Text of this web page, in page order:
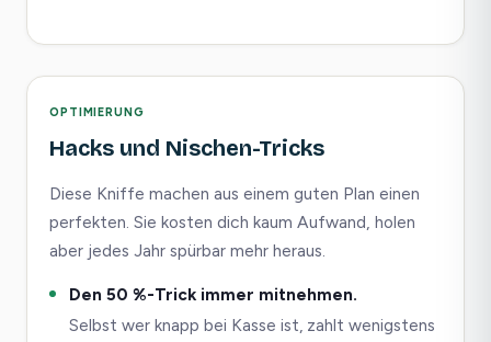
OPTIMIERUNG
Hacks und Nischen-Tricks
Diese Kniffe machen aus einem guten Plan einen
perfekten. Sie kosten dich kaum Aufwand, holen
aber jedes Jahr spürbar mehr heraus.
Den 50 %-Trick immer mitnehmen.
Selbst wer knapp bei Kasse ist, zahlt wenigstens